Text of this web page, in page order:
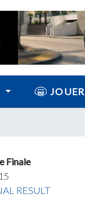
JOUER
Finale
RESULT